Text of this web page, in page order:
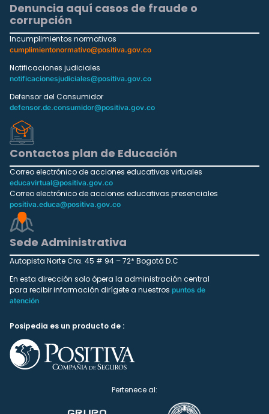
Denuncia aquí casos de fraude o
corrupción
Incumplimientos normativos
cumplimientonormativo@positiva.gov.co
Notificaciones judiciales
notificacionesjudiciales@positiva.gov.co
Defensor del Consumidor
defensor.de.consumidor@positiva.gov.co
Contactos plan de Educación
Correo electrónico de acciones educativas virtuales
educavirtual@positiva.gov.co
Correo electrónico de acciones educativas presenciales
positiva.educa@positiva.gov.co
Sede Administrativa
Autopista Norte Cra. 45 # 94 – 72* Bogotá D.C
En esta dirección solo ópera la administración central
para recibir información dirígete a nuestros puntos de
atención
Posipedia es un producto de :
Pertenece al: